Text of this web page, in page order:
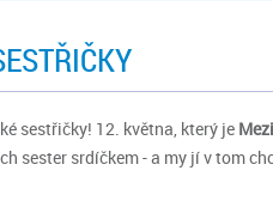
sestřičky! 12. května, který je
sester srdíčkem - a my jí v tom